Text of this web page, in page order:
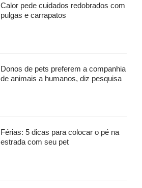
Calor pede cuidados redobrados com
pulgas e carrapatos
Donos de pets preferem a companhia
de animais a humanos, diz pesquisa
Férias: 5 dicas para colocar o pé na
estrada com seu pet